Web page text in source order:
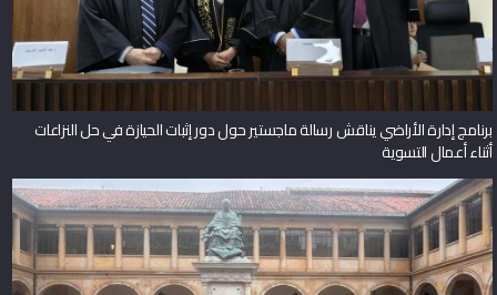
برنامج إدارة الأراضي يناقش رسالة ماجستير حول دور إثبات الحيازة في حل النزاعات
أثناء أعمال التسوية